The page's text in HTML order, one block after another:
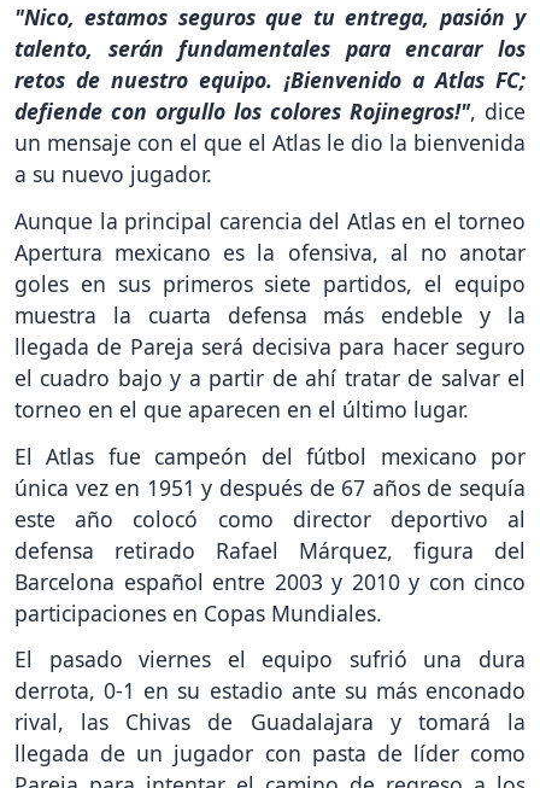
"Nico, estamos seguros que tu entrega, pasión y
talento, serán fundamentales para encarar los
retos de nuestro equipo. ¡Bienvenido a Atlas FC;
defiende con orgullo los colores Rojinegros!", dice
un mensaje con el que el Atlas le dio la bienvenida
a su nuevo jugador.
Aunque la principal carencia del Atlas en el torneo
Apertura mexicano es la ofensiva, al no anotar
goles en sus primeros siete partidos, el equipo
muestra la cuarta defensa más endeble y la
llegada de Pareja será decisiva para hacer seguro
el cuadro bajo y a partir de ahí tratar de salvar el
torneo en el que aparecen en el último lugar.
El Atlas fue campeón del fútbol mexicano por
única vez en 1951 y después de 67 años de sequía
este año colocó como director deportivo al
defensa retirado Rafael Márquez, figura del
Barcelona español entre 2003 y 2010 y con cinco
participaciones en Copas Mundiales.
El pasado viernes el equipo sufrió una dura
derrota, 0-1 en su estadio ante su más enconado
rival, las Chivas de Guadalajara y tomará la
llegada de un jugador con pasta de líder como